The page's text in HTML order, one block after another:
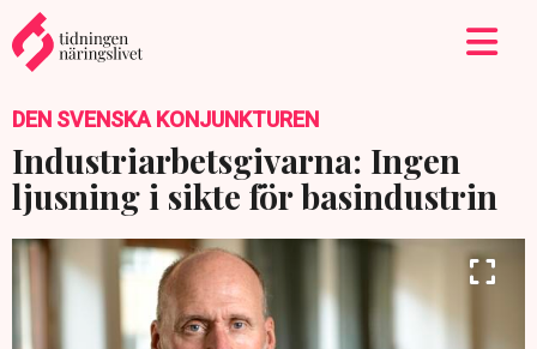
DEN SVENSKA KONJUNKTUREN
Industriarbetsgivarna: Ingen
ljusning i sikte för basindustrin